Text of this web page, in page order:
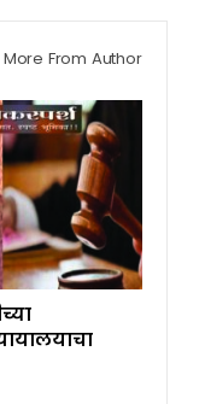
More From Author